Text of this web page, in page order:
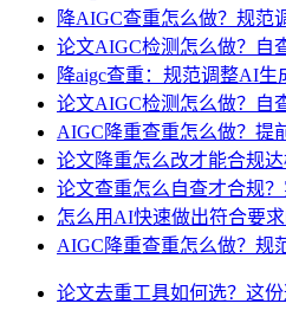
降AIGC查重怎么做？规范
论文AIGC检测怎么做？自
降aigc查重：规范调整AI
论文AIGC检测怎么做？自
AIGC降重查重怎么做？提
论文降重怎么改才能合规达
论文查重怎么自查才合规
怎么用AI快速做出符合要求
AIGC降重查重怎么做？规
论文去重工具如何选？这